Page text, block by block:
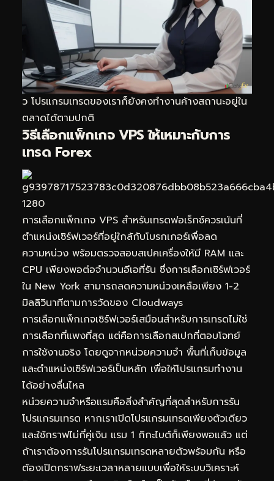
ว โปรแกรมเทรดของเราก็ยังคงทำงานค้างสถานะอยู่ใน
ตลาดได้ตามปกติ
วิธีเลือกแพ็กเกจ VPS ให้เหมาะกับการ
เทรด Forex
การเลือกแพ็กเกจ VPS สำหรับเทรดฟอเร็กซ์ควรเน้นที่
ตำแหน่งเซิร์ฟเวอร์ที่อยู่ใกล้กับโบรกเกอร์เพื่อลด
ความหน่วง พร้อมตรวจสอบสเปคเครื่องให้มี RAM และ
CPU เพียงพอต่อจำนวนอีเอที่รัน ซึ่งการเลือกเซิร์ฟเวอร์
ใน New York สามารถลดความหน่วงเหลือเพียง 1-2
มิลลิวินาทีตามการวัดของ Cloudways
การเลือกแพ็กเกจเซิร์ฟเวอร์เสมือนสำหรับการเทรดไม่ใช่
การเลือกที่แพงที่สุด แต่คือการเลือกสเปกที่ตอบโจทย์
การใช้งานจริง โดยดูจากหน่วยความจำ พื้นที่เก็บข้อมูล
และตำแหน่งเซิร์ฟเวอร์เป็นหลัก เพื่อให้โปรแกรมทำงาน
ได้อย่างลื่นไหล
หน่วยความจำหรือแรมคือสิ่งสำคัญที่สุดสำหรับการรัน
โปรแกรมเทรด หากเราเปิดโปรแกรมเทรดเพียงตัวเดียว
และใช้กราฟไม่กี่คู่เงิน แรม 1 กิกะไบต์ก็เพียงพอแล้ว แต่
ถ้าเราต้องการรันโปรแกรมเทรดหลายตัวพร้อมกัน หรือ
ต้องเปิดกราฟระยะเวลาหลายแบบเพื่อให้ระบบวิเคราะห์